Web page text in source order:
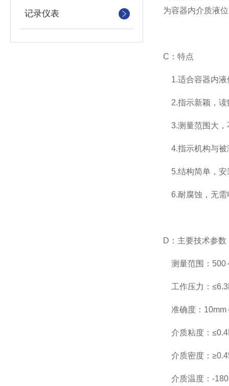
记录仪表
为容器内介质液
C：特点
1.适合容器内液
2.指示新颖，读
3.测量范围大，
4.指示机构与被
5.结构简单，安
6.耐腐蚀，无需
D：主要技术参数
测量范围：500
工作压力：
准确度：10mm
介质粘度：
介质密度：
介质温度：-